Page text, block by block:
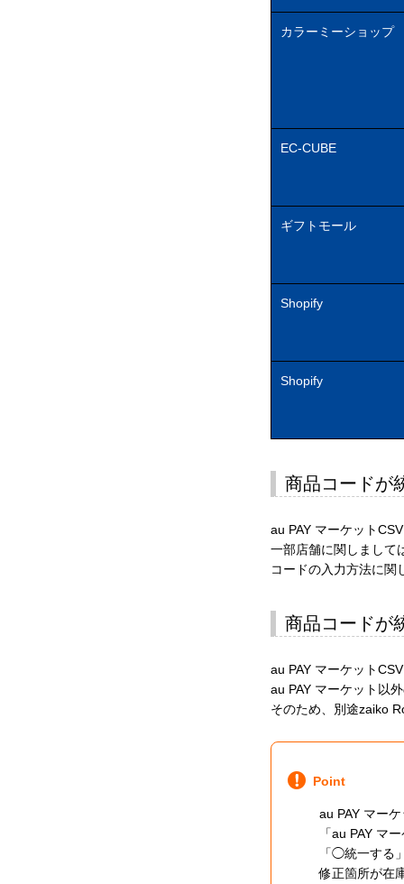
カラーミーショップ
EC-CUBE
ギフトモール
Shopify
Shopify
商品コードが
au PAY マーケット
一部店舗に関しまして
コードの入力方法に関
商品コードが
au PAY マーケット
au PAY マーケット以
そのため、別途zaiko
Point
au PAY マー
「au PAY マ
「◯統一する
修正箇所が在